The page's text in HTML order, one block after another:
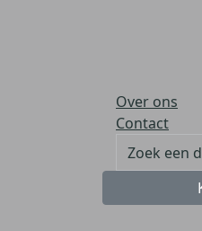
Over ons
Contact